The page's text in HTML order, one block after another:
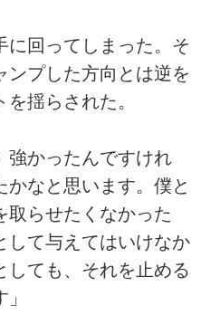
回ってしまった。そ
ンプした方向とは逆を
揺らされた。
強かったんですけれ
かなと思います。僕と
取らせたくなかった
して与えてはいけなか
しても、それを止める